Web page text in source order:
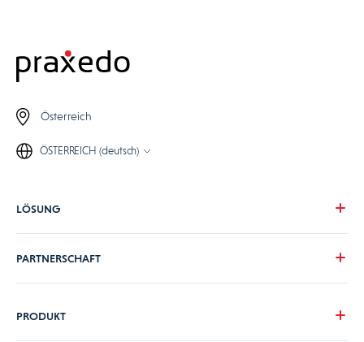
Österreich
ÖSTERREICH (deutsch)
LÖSUNG
Preise
PARTNERSCHAFT
PRODUKT